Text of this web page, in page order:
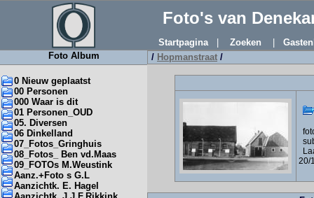
Foto's van
Startpagina| Zoeken
Foto Album
0 Nieuw geplaatst
00 Personen
000 Waar is dit
01 Personen_OUD
05. Diversen
06 Dinkelland
07_Fotos_Gringhuis
08_Fotos_ Ben vd.Maas
09_FOTOs M.Weustink
Aanz.+Foto s G.L
Aanzichtk. E. Hagel
/ Hopmanstraat /
20/